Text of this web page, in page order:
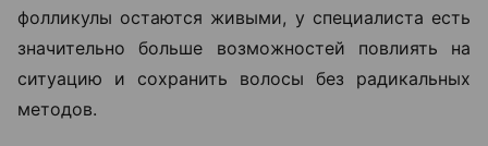
фолликулы остаются живыми, у специалиста есть
значительно больше возможностей повлиять на
ситуацию и сохранить волосы без радикальных
методов.